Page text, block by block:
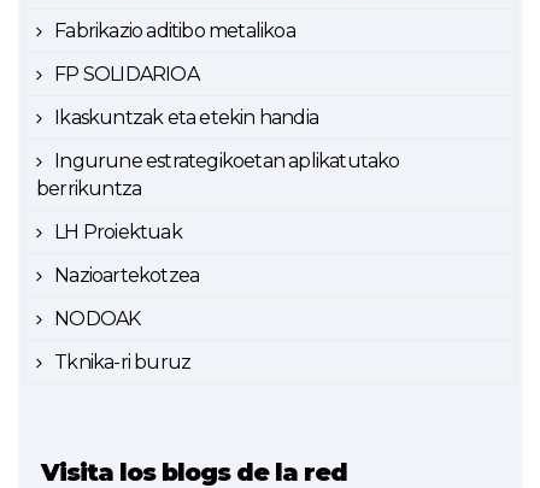
Fabrikazio aditibo metalikoa
FP SOLIDARIOA
Ikaskuntzak eta etekin handia
Ingurune estrategikoetan aplikatutako
berrikuntza
LH Proiektuak
Nazioartekotzea
NODOAK
Tknika-ri buruz
Visita los blogs de la red